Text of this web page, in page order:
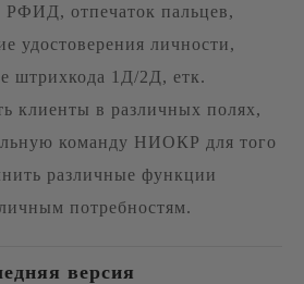
отпечаток пальцев,
удостоверения личности,
штрихкода 1Д/2Д, етк.
клиенты в различных полях,
команду НИОКР для того
различные функции
потребностям.
версия